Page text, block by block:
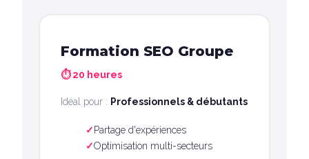
Formation SEO Groupe
⏱ 20 heures
Idéal pour : Professionnels & débutants
Partage d'expériences
Optimisation multi-secteurs